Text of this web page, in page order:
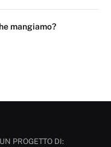
mangiamo?
PROGETTO DI: